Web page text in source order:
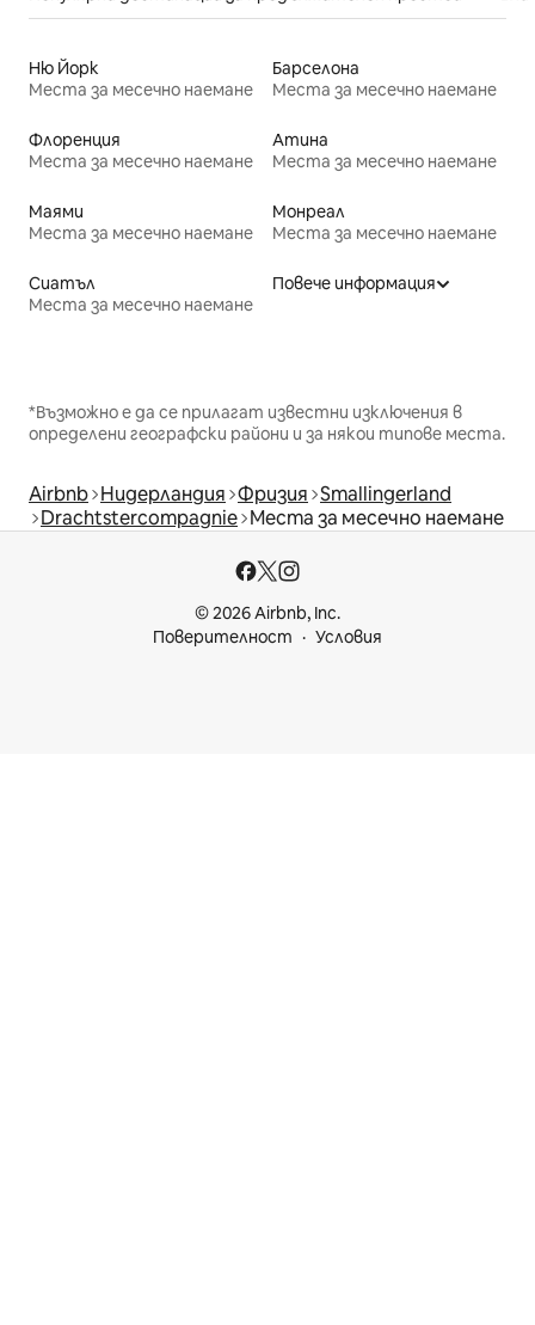
Ню Йорк
Места за месечно наемане
Барселона
Места за месечно наемане
Флоренция
Места за месечно наемане
Атина
Места за месечно наемане
Маями
Места за месечно наемане
Монреал
Места за месечно наемане
Сиатъл
Места за месечно наемане
Повече информация
*Възможно е да се прилагат известни изключения в
определени географски райони и за някои типове места.
Airbnb Нидерландия Фризия Smallingerland
Drachtstercompagnie Места за месечно наемане
© 2026 Airbnb, Inc.
Поверителност
Условия